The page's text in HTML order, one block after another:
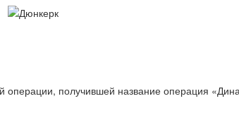
получившей название операция